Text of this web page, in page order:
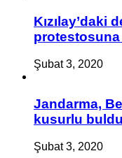
Kızılay’daki
protestosuna
Şubat 3, 2020
Jandarma,
kusurlu buldu
Şubat 3, 2020